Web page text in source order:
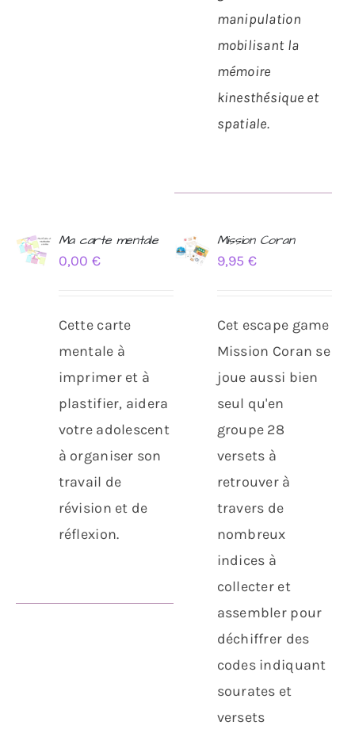
manipulation
mobilisant la
mémoire
kinesthésique et
spatiale.
AJOUTER
DÉTAILS
Ma carte mentale
0,00€
Cette carte
mentale à
imprimer et à
plastifier, aidera
votre adolescent
à organiser son
travail de
révision et de
réflexion.
Note5.00
AJOUTER
DÉTAILS
Mission Coran
9,95 €
Cet escape game
Mission Coran se
joue aussi bien
seul qu'en
groupe 28
versets à
retrouver à
travers de
nombreux
indices à
collecter et
assembler pour
déchiffrer des
codes indiquant
sourates et
versets